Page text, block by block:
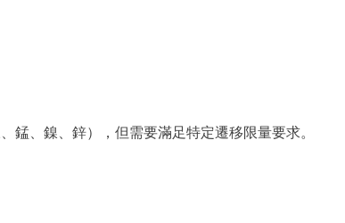
錳、鎳、鋅），但需要滿足特定遷移限量要求。